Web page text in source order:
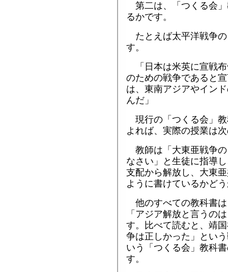
第二は、「つくる会
るかです。
たとえば太平洋戦争
す。
「日本は米英に宣戦
のための戦争であると
は、東南アジアやイン
んだ」
現行の「つくる会」
よれば、実際の授業は
教師は「大東亜戦争
なさい」と生徒に指導
支配から解放し、大東
ように書けているかど
他のすべての教科書
「アジア解放と言うの
す。比べて読むと、靖
争は正しかった」とい
いう「つくる会」教科
す。